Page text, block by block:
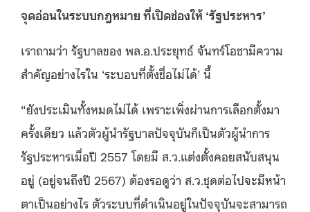
จุดอ่อนในระบบกฎหมาย ที่เปิดช่องให้ ‘รัฐประหาร’
เราถามว่า รัฐบาลของ พล.อ.ประยุทธ์ จันทร์โอชามีความ
สำคัญอย่างไรใน ‘ระบอบที่ตั้งชื่อไม่ได้’ นี้
“ยังประเมินทั้งหมดไม่ได้ เพราะเพิ่งผ่านการเลือกตั้งมา
ครั้งเดียว แล้วตัวผู้นำรัฐบาลปัจจุบันก็เป็นตัวผู้นำการ
รัฐประหารเมื่อปี 2557 โดยมี ส.ว.แต่งตั้งคอยสนับสนุน
อยู่ (อยู่จนถึงปี 2567) ต้องรอดูว่า ส.ว.ชุดต่อไปจะมีหน้า
ตาเป็นอย่างไร ตัวระบบที่ดำเนินอยู่ในปัจจุบันจะสามารถ